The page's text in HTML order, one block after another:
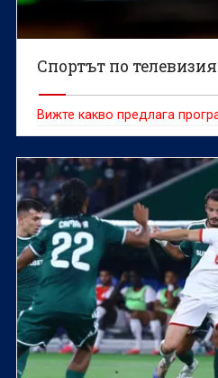
Спортът по
Вижте какво предлага